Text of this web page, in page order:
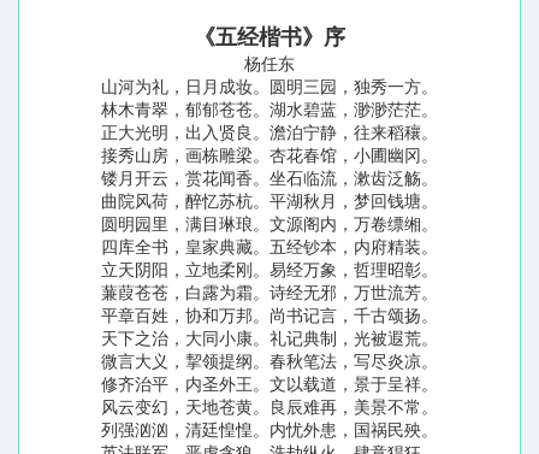
《五经楷书》序
杨任东
山河为礼，日月成妆。圆明三园，独秀一方。
林木青翠，郁郁苍苍。湖水碧蓝，渺渺茫茫。
正大光明，出入贤良。澹泊宁静，往来稻穰。
接秀山房，画栋雕梁。杏花春馆，小圃幽冈。
镂月开云，赏花闻香。坐石临流，漱齿泛觞。
曲院风荷，醉忆苏杭。平湖秋月，梦回钱塘。
圆明园里，满目琳琅。文源阁内，万卷缥缃。
四库全书，皇家典藏。五经钞本，内府精装。
立天阴阳，立地柔刚。易经万象，哲理昭彰。
蒹葭苍苍，白露为霜。诗经无邪，万世流芳。
平章百姓，协和万邦。尚书记言，千古颂扬。
天下之治，大同小康。礼记典制，光被遐荒。
微言大义，挈领提纲。春秋笔法，写尽炎凉。
修齐治平，内圣外王。文以载道，景于呈祥。
风云变幻，天地苍黄。良辰难再，美景不常。
列强汹汹，清廷惶惶。内忧外患，国祸民殃。